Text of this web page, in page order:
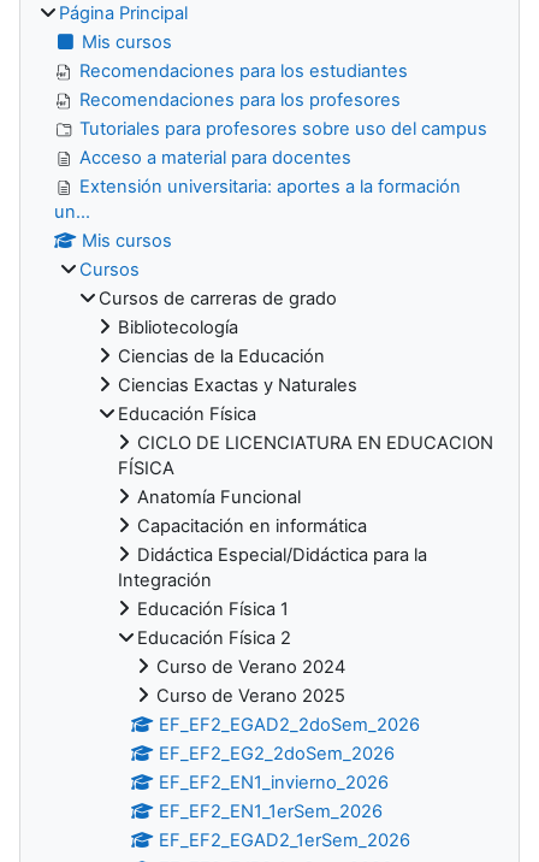
Página Principal
Mis cursos
Recomendaciones para los estudiantes
Recomendaciones para los profesores
Tutoriales para profesores sobre uso del campus
Acceso a material para docentes
Extensión universitaria: aportes a la formación
un...
Mis cursos
Cursos
Cursos de carreras de grado
Bibliotecología
Ciencias de la Educación
Ciencias Exactas y Naturales
Educación Física
CICLO DE LICENCIATURA EN EDUCACION
FÍSICA
Anatomía Funcional
Capacitación en informática
Didáctica Especial/Didáctica para la
Integración
Educación Física 1
Educación Física 2
Curso de Verano 2024
Curso de Verano 2025
EF_EF2_EGAD2_2doSem_2026
EF_EF2_EG2_2doSem_2026
EF_EF2_EN1_invierno_2026
EF_EF2_EN1_1erSem_2026
EF_EF2_EGAD2_1erSem_2026